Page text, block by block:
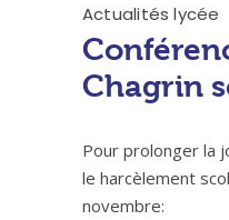
Actualités lycée
Chagrin
Pour prolonger la
le harcèlement
novembre: